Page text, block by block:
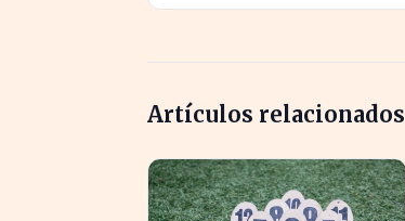
Artículos relacionados